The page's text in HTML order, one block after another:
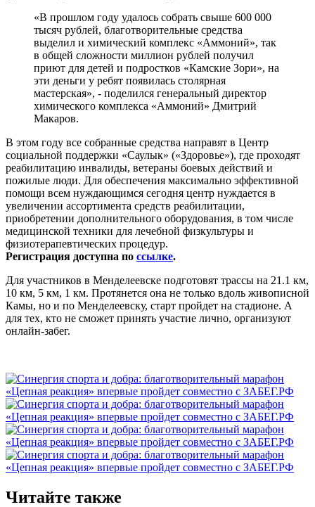
«В прошлом году удалось собрать свыше 600 000
тысяч рублей, благотворительные средства
выделил и химический комплекс «Аммоний», так
в общей сложности миллион рублей получил
приют для детей и подростков «Камские Зори», на
эти деньги у ребят появилась столярная
мастерская», - поделился генеральный директор
химического комплекса «Аммоний» Дмитрий
Макаров.
В этом году все собранные средства направят в Центр
социальной поддержки «Саулык» («Здоровье»), где проходят
реабилитацию инвалиды, ветераны боевых действий и
пожилые люди. Для обеспечения максимально эффективной
помощи всем нуждающимся сегодня центр нуждается в
увеличении ассортимента средств реабилитации,
приобретении дополнительного оборудования, в том числе
медицинской техники для лечебной физкультуры и
физиотерапевтических процедур.
Регистрация доступна по ссылке.
Для участников в Менделеевске подготовят трассы на 21.1 км,
10 км, 5 км, 1 км. Протянется она не только вдоль живописной
Камы, но и по Менделеевску, старт пройдет на стадионе. А
для тех, кто не сможет принять участие лично, организуют
онлайн-забег.
Читайте также